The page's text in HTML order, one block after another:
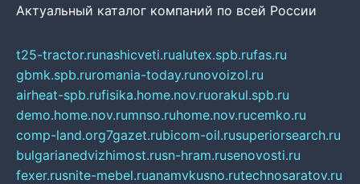
Актуальный каталог компаний по всей России
t25-tractor.runashicveti.rualutex.spb.rufas.ru
gbmk.spb.ruromania-today.runovoizol.ru
airheat-spb.rufisika.home.nov.ruorakul.spb.ru
demo.home.nov.rumnso.ruhome.nov.rucemko.ru
comp-land.org7gazet.rubicom-oil.rusuperiorsearch.ru
bulgarianedvizhimost.rusn-hram.rusenovosti.ru
fexer.rusnite-mebel.ruanamvkusno.rutechnosaratov.ru